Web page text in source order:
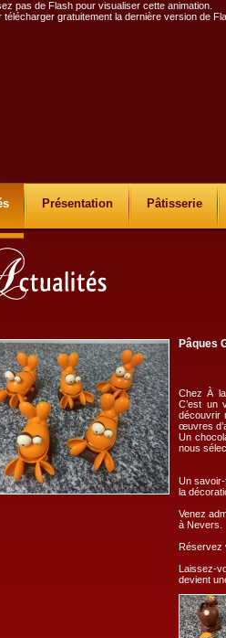
Pâques
Chez À
C’est un
découvrir
œuvres
Un
nous
Un
la
Venez
à Nevers.
Réservez
devient
pas de Flash pour visualiser cette animation.
télécharger gratuitement la dernière version de
Présentation Pâtisserie